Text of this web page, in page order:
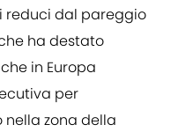
reduci dal pareggio
ha destato
in Europa
per
zona della